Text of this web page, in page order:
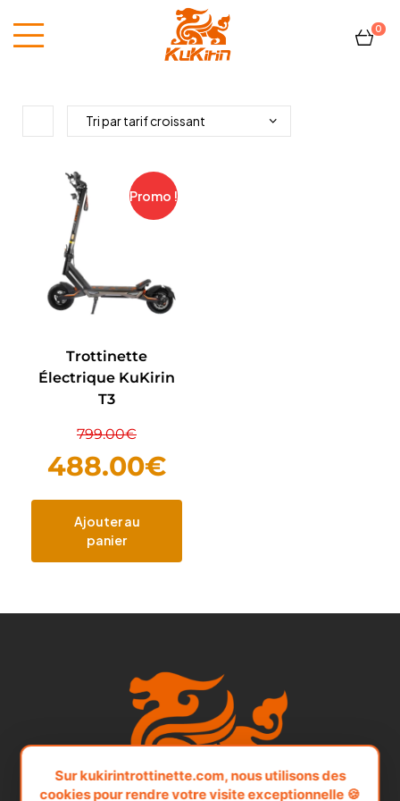
France
0
Promo !
Trottinette
Électrique KuKirin
T3
799.00€
488.00€
Ajouter au
panier
Sur kukirintrottinette.com, nous utilisons des
cookies pour rendre votre visite exceptionnelle 🍪